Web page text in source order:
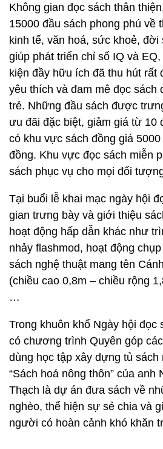
Không gian đọc sách thân
15000 đầu sách phong phú về
kinh tế, văn hoá, sức khoẻ,
giúp phát triển chỉ số IQ và
kiện đầy hữu ích đã thu hút rất
yêu thích và đam mê đọc sách
trẻ. Những đầu sách được
ưu đãi đặc biệt, giảm giá từ 10
có khu vực sách đồng giá
đồng. Khu vực đọc sách miễn
sách phục vụ cho mọi đối
Tại buổi lễ khai mạc ngày hội
gian trưng bày và giới thiệu
hoạt động hấp dẫn khác như
nhảy flashmod, hoạt động
sách nghệ thuật mang tên
(chiều cao 0,8m – chiều rộng
…
Trong khuôn khổ Ngày hội đọc
có chương trình Quyên góp
dùng học tập xây dựng tủ sách
“Sách hoá nông thôn” của anh
Thạch là dự án đưa sách về
nghèo, thể hiện sự sẻ chia và
người có hoàn cảnh khó khăn